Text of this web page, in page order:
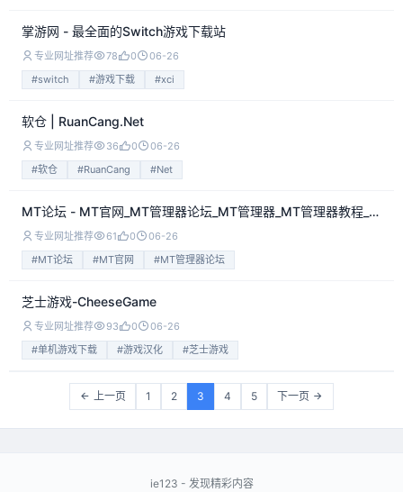
掌游网 - 最全面的Switch游戏下载站
专业网址推荐 78 0
06-26
#switch
#游戏下载 #xci
软仓 | RuanCang.Net
专业网址推荐 36 0
06-26
#软仓
#RuanCang #Net
MT论坛 - MT官网_MT管理器论坛_MT管理器_MT管理器教程_MT最新
专业网址推荐 61 0
06-26
#MT论坛
#MT官网 #MT管理器论坛
芝士游戏-CheeseGame
专业网址推荐 93 0
06-26
#单机游戏下载
#游戏汉化 #芝士游戏
上一页 1 2 3 4 5 下一页
ie123 - 发现精彩内容